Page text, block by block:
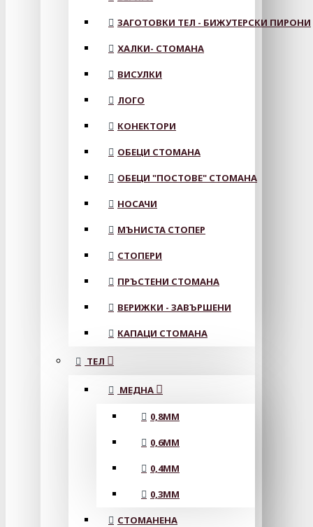
ЗАГОТОВКИ ТЕЛ - БИЖУТЕРСКИ ПИРОНИ
ХАЛКИ- СТОМАНА
ВИСУЛКИ
ЛОГО
КОНЕКТОРИ
ОБЕЦИ СТОМАНА
ОБЕЦИ "ПОСТОВЕ" СТОМАНА
НОСАЧИ
МЪНИСТА СТОПЕР
СТОПЕРИ
ПРЪСТЕНИ СТОМАНА
ВЕРИЖКИ - ЗАВЪРШЕНИ
КАПАЦИ СТОМАНА
ТЕЛ
МЕДНА
0,8MM
0,6MM
0,4MM
0,3MM
СТОМАНЕНА